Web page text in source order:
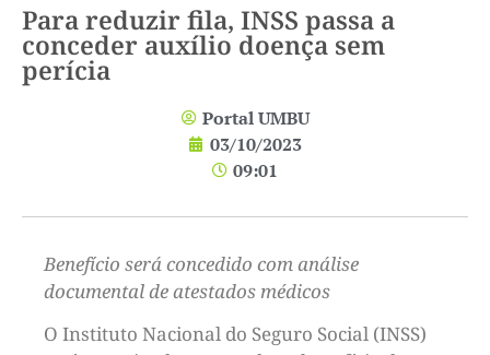
Para reduzir fila, INSS passa a
conceder auxílio doença sem
perícia
Portal UMBU
03/10/2023
09:01
Benefício será concedido com análise
documental de atestados médicos
O Instituto Nacional do Seguro Social (INSS)